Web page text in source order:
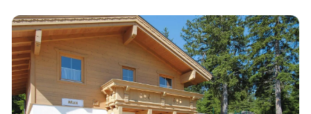
bergpanorama. Alle kamers zijn ingericht met lokale
natuursteen en houten vloerdelen, en ook de buitenmuren zijn
versierd met...